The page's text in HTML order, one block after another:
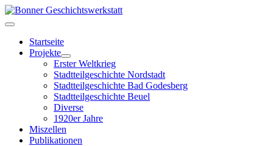
Startseite
Projekte
Erster Weltkrieg
Stadtteilgeschichte Nordstadt
Stadtteilgeschichte Bad Godesberg
Stadtteilgeschichte Beuel
Diverse
1920er Jahre
Miszellen
Publikationen